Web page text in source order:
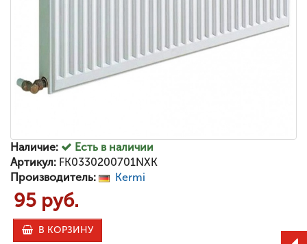
Наличие:
Есть в наличии
Артикул: FK0330200701NXK
Производитель:
Kermi
95 руб.
В КОРЗИНУ